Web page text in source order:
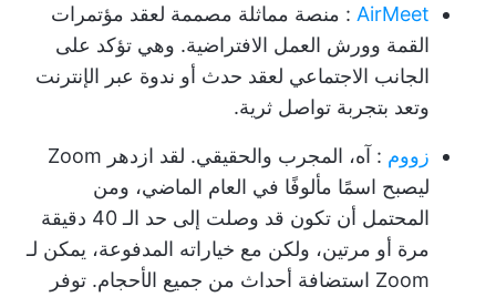
AirMeet : منصة مماثلة مصممة لعقد مؤتمرات
القمة وورش العمل الافتراضية. وهي تؤكد على
الجانب الاجتماعي لعقد حدث أو ندوة عبر الإنترنت
وتعد بتجربة تواصل ثرية.
زووم
: آه، المجرب والحقيقي. لقد ازدهر Zoom
ليصبح اسمًا مألوفًا في العام الماضي، ومن
المحتمل أن تكون قد وصلت إلى حد الـ 40 دقيقة
مرة أو مرتين، ولكن مع خياراته المدفوعة، يمكن لـ
Zoom استضافة أحداث من جميع الأحجام. توفر